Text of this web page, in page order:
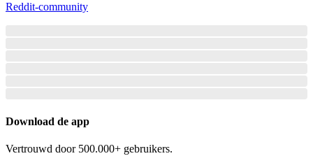
Reddit-community
Download de app
Vertrouwd door 500.000+ gebruikers.